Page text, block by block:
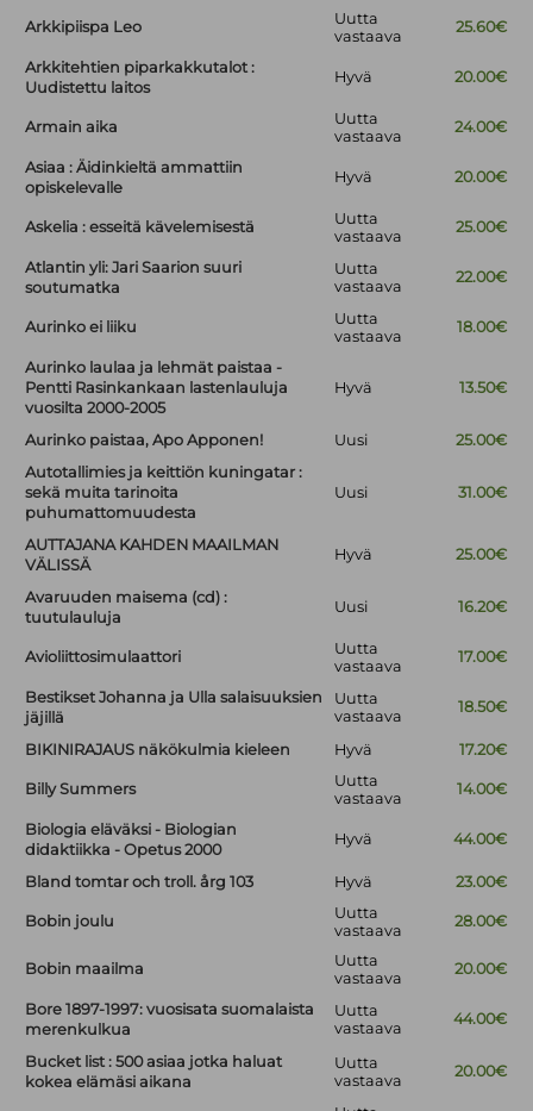
Arkkipiispa Leo
Uutta
vastaava
25.60€
Arkkitehtien piparkakkutalot :
Uudistettu laitos
Hyvä 20.00€
Armain aika
Uutta
vastaava
24.00€
Asiaa : Äidinkieltä ammattiin
opiskelevalle
Hyvä 20.00€
Askelia : esseitä kävelemisestä
Uutta
vastaava
25.00€
Atlantin yli: Jari Saarion suuri
soutumatka
Uutta
vastaava
22.00€
Aurinko ei liiku
Uutta
vastaava
18.00€
Aurinko laulaa ja lehmät paistaa -
Pentti Rasinkankaan lastenlauluja
vuosilta 2000-2005
Hyvä 13.50€
Aurinko paistaa, Apo Apponen! Uusi
25.00€
Autotallimies ja keittiön kuningatar :
sekä muita tarinoita
puhumattomuudesta
Uusi 31.00€
AUTTAJANA KAHDEN MAAILMAN
VÄLISSÄ
Hyvä 25.00€
Avaruuden maisema (cd) :
tuutulauluja
Uusi 16.20€
Avioliittosimulaattori
Uutta
vastaava
17.00€
Bestikset Johanna ja Ulla salaisuuksien
jäjillä
Uutta
vastaava
18.50€
BIKINIRAJAUS näkökulmia kieleen Hyvä 17.20€
Billy Summers
Uutta
vastaava
14.00€
Biologia eläväksi - Biologian
didaktiikka - Opetus 2000
Hyvä 44.00€
Bland tomtar och troll. årg 103 Hyvä 23.00€
Bobin joulu
Uutta
vastaava
28.00€
Bobin maailma
Uutta
vastaava
20.00€
Bore 1897-1997: vuosisata suomalaista
merenkulkua
Uutta
vastaava
44.00€
Bucket list : 500 asiaa jotka haluat
kokea elämäsi aikana
Uutta
vastaava
20.00€